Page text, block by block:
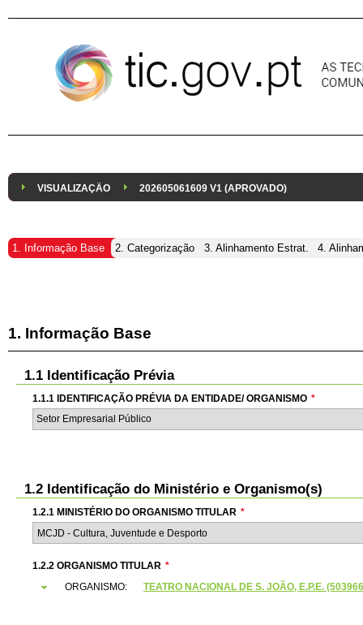
VISUALIZAÇÃO 202605061609 V1 (APROVADO)
1. Informação Base 2. Categorização 3. Alinhamento Estrat. 4.
1. Informação Base
1.1 Identificação Prévia
1.1.1 IDENTIFICAÇÃO PRÉVIA DA ENTIDADE/ ORGANISMO *
Setor Empresarial Público
1.2 Identificação do Ministério e Organismo(s)
1.2.1 MINISTÉRIO DO ORGANISMO TITULAR *
1.2.2 ORGANISMO TITULAR *
ORGANISMO:
TEATRO NACIONAL DE S. JOÃO, E.P.E.